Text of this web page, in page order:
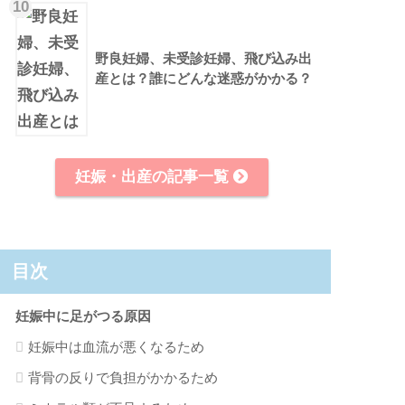
10
野良妊婦、未受診妊婦、飛び込み出
産とは？誰にどんな迷惑がかかる？
妊娠・出産の記事一覧
目次
妊娠中に足がつる原因
妊娠中は血流が悪くなるため
背骨の反りで負担がかかるため